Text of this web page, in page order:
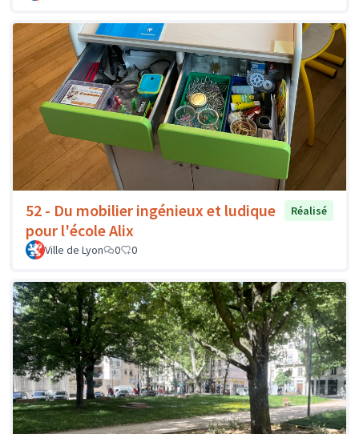
52 - Du mobilier ingénieux et ludique
pour l'école Alix
Réalisé
Ville de Lyon 0 0